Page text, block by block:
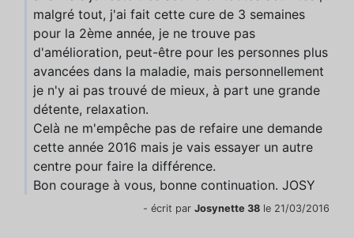
malgré tout, j'ai fait cette cure de 3 semaines
pour la 2ème année, je ne trouve pas
d'amélioration, peut-être pour les personnes plus
avancées dans la maladie, mais personnellement
je n'y ai pas trouvé de mieux, à part une grande
détente, relaxation.
Celà ne m'empêche pas de refaire une demande
cette année 2016 mais je vais essayer un autre
centre pour faire la différence.
Bon courage à vous, bonne continuation. JOSY
- écrit par Josynette 38 le 21/03/2016